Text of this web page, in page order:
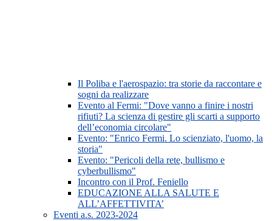
Il Poliba e l'aerospazio: tra storie da raccontare e
sogni da realizzare
Evento al Fermi: "Dove vanno a finire i nostri
rifiuti? La scienza di gestire gli scarti a supporto
dell’economia circolare"
Evento: "Enrico Fermi. Lo scienziato, l'uomo, la
storia"
Evento: "Pericoli della rete, bullismo e
cyberbullismo"
Incontro con il Prof. Feniello
EDUCAZIONE ALLA SALUTE E
ALL’AFFETTIVITA’
Eventi a.s. 2023-2024